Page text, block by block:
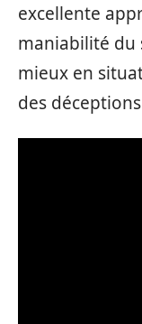
excellente
maniabilité du
mieux en
des